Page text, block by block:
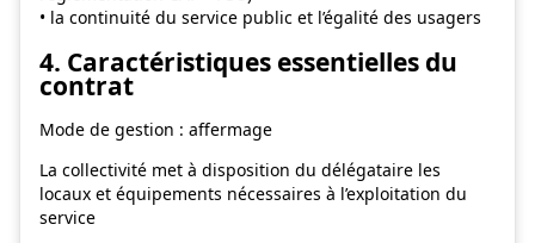
• la continuité du service public et l’égalité des usagers
4. Caractéristiques essentielles du
contrat
Mode de gestion : affermage
La collectivité met à disposition du délégataire les
locaux et équipements nécessaires à l’exploitation du
service